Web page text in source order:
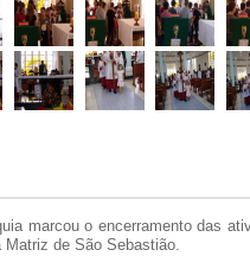
marcou o encerramento das
de São Sebastião.